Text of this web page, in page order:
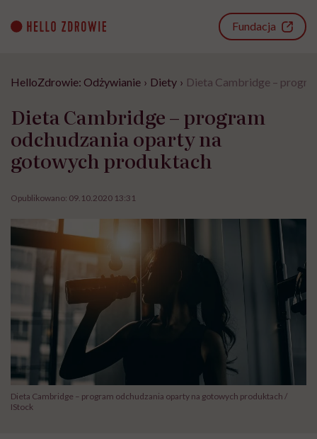
content
Fundacja
HelloZdrowie: Odżywianie › Diety › Dieta Cambridge –
Dieta Cambridge – program
odchudzania oparty na
gotowych produktach
Opublikowano: 09.10.2020 13:31
Dieta Cambridge – program odchudzania oparty na gotowych produktach /
IStock